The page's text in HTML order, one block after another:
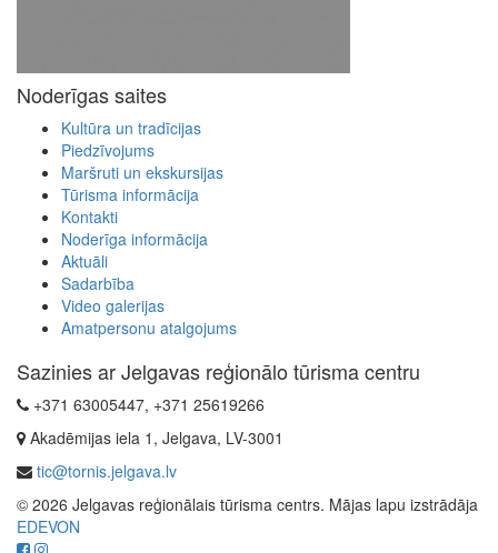
Noderīgas saites
Kultūra un tradīcijas
Piedzīvojums
Maršruti un ekskursijas
Tūrisma informācija
Kontakti
Noderīga informācija
Aktuāli
Sadarbība
Video galerijas
Amatpersonu atalgojums
Sazinies ar Jelgavas reģionālo tūrisma centru
+371 63005447, +371 25619266
Akadēmijas iela 1, Jelgava, LV-3001
tic@tornis.jelgava.lv
© 2026 Jelgavas reģionālais tūrisma centrs. Mājas lapu izstrādāja
EDEVON